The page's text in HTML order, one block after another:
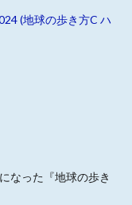
(地球の歩き方C ハ
なった『地球の歩き